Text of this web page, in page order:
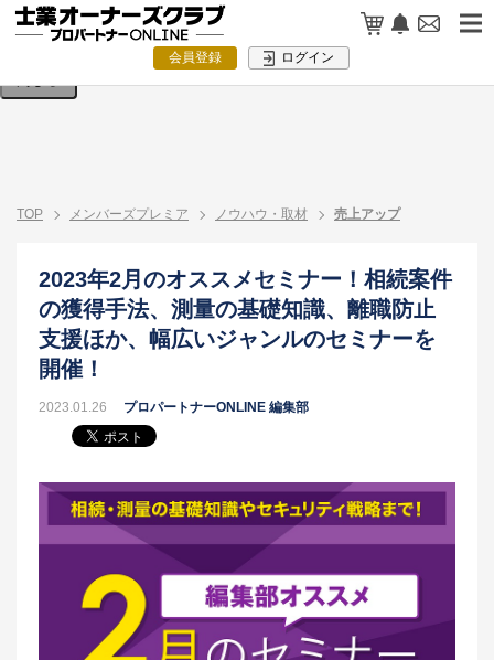
会員登録 ログイン
検索条件を入力してください。
TOP メンバーズプレミア ノウハウ・取材 売上アップ
2023年2月のオススメセミナー！相続案件
の獲得手法、測量の基礎知識、離職防止
支援ほか、幅広いジャンルのセミナーを
開催！
2023.01.26 プロパートナーONLINE 編集部